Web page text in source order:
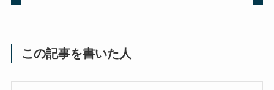
この記事を書いた人